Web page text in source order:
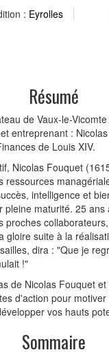
: Eyrolles
Résumé
de Vaux-le-
entreprenant :
de Louis XIV.
Nicolas Fouquet
ressources
intelligence et
pleine maturité. 25 ans
proches
gloire suite à la
dira : "Que je
!"
de Nicolas Fouquet
d'action pour motiver
vos hauts
Sommaire